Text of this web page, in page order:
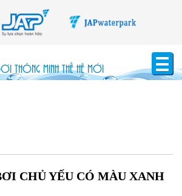
THÔNG MINH THẾ HỆ MỚI
CHỦ YẾU CÓ MÀU XANH